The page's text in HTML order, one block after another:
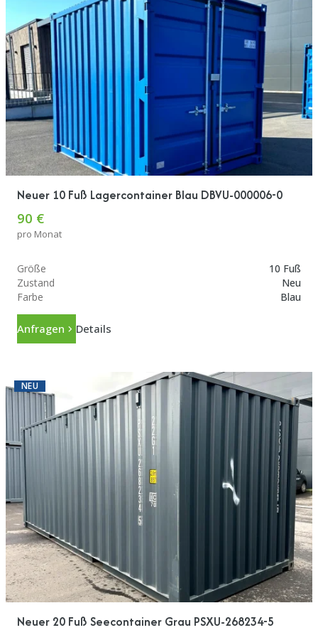
Neuer 10 Fuß Lagercontainer Blau DBVU-000006-0
90 €
pro Monat
Größe
10 Fuß
Zustand
Neu
Farbe
Blau
Anfragen Details
NEU
Neuer 20 Fuß Seecontainer Grau PSXU-268234-5